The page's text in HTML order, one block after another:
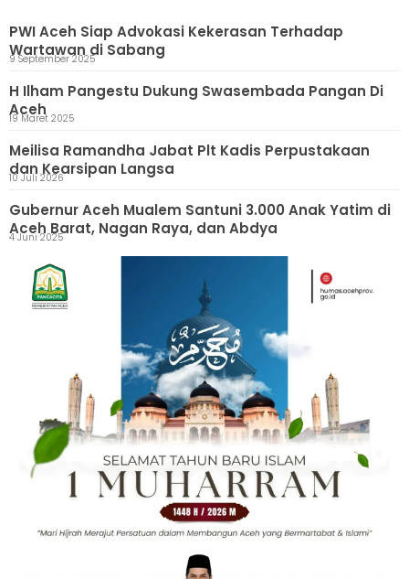
PWI Aceh Siap Advokasi Kekerasan Terhadap
Wartawan di Sabang
9 September 2025
H Ilham Pangestu Dukung Swasembada Pangan Di
Aceh 19 Maret 2025
Meilisa Ramandha Jabat Plt Kadis Perpustakaan
dan Kearsipan Langsa
10 Juli 2026
Gubernur Aceh Mualem Santuni 3.000 Anak Yatim di
Aceh Barat, Nagan Raya, dan Abdya
4 Juni 2025